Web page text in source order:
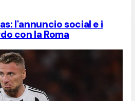
l'annuncio social e i
con la Roma